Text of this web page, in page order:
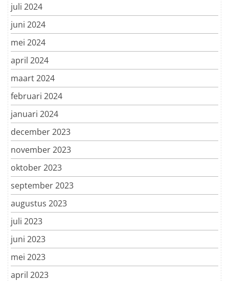
juli 2024
juni 2024
mei 2024
april 2024
maart 2024
februari 2024
januari 2024
december 2023
november 2023
oktober 2023
september 2023
augustus 2023
juli 2023
juni 2023
mei 2023
april 2023